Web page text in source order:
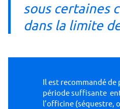
sous certaines
dans la limite
Il est recommandé de
période suffisante
l’officine (séquestre,